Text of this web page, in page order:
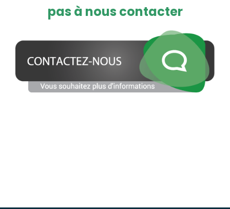
pas à nous contacter